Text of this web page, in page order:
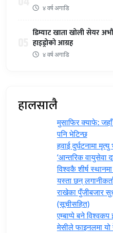
४ वर्ष अगाडि
डिम्याट खाता खोली सेयर
हाइड्रोको आग्रह
४ वर्ष अगाडि
हालसालै
मुसाफिर क्याफे:
पनि भेटिन्छ
हवाई दुर्घटनामा
‘आन्तरिक वायुसेवा
विश्वकै शीर्ष
यस्ता छन्
राखेका पुँजीबजार
(सूचीसहित)
एम्बाप्पे बने
मेसीले फाइनलमा